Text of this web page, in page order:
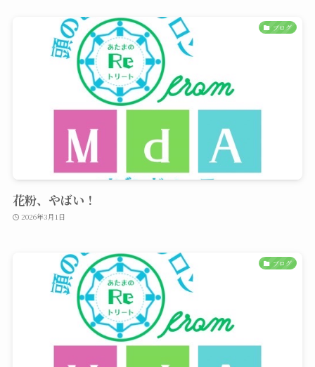
ブログ
花粉、やばい！
2026年3月1日
ブログ